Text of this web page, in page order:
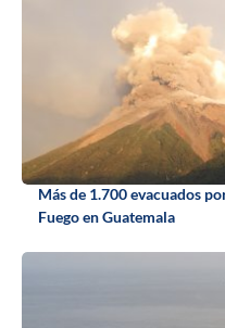
Más de 1.700 evacuados
Fuego en Guatemala